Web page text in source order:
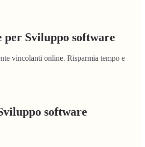
Sviluppo software
vincolanti online. Risparmia tempo e
software